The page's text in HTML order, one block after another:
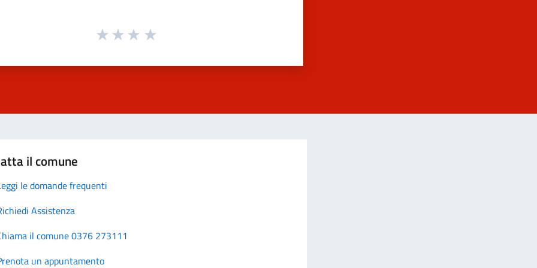
il comune
le domande frequenti
Assistenza
il comune 0376 273111
un appuntamento